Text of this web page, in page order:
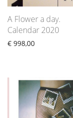
A Flower a day.
Calendar 2020
€ 998,00